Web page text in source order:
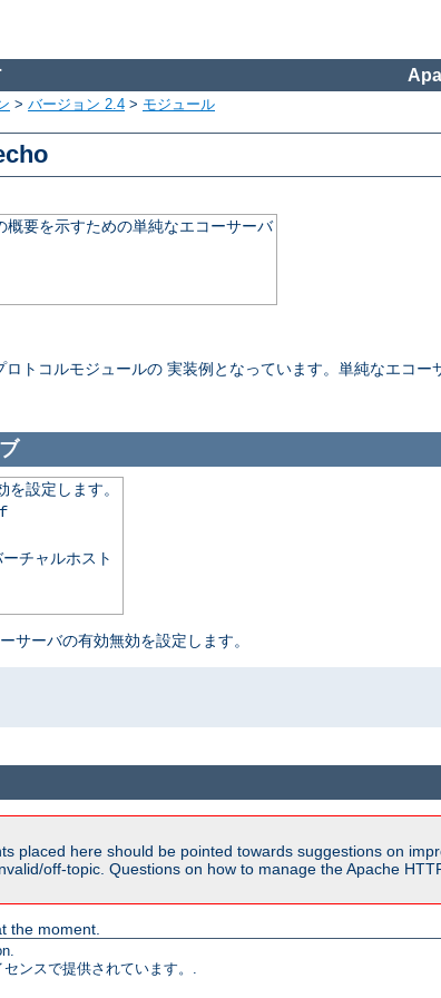
> バージョン 2.4 > モジュール
概要を示すための単純なエコーサーバ
トコルモジュールの 実装例となっています。単純なエコ
設定します。
チャルホスト
サーバの有効無効を設定します。
placed here should be pointed towards suggestions on
off-topic. Questions on how to manage the Apache
the moment.
ンスで提供されています。.